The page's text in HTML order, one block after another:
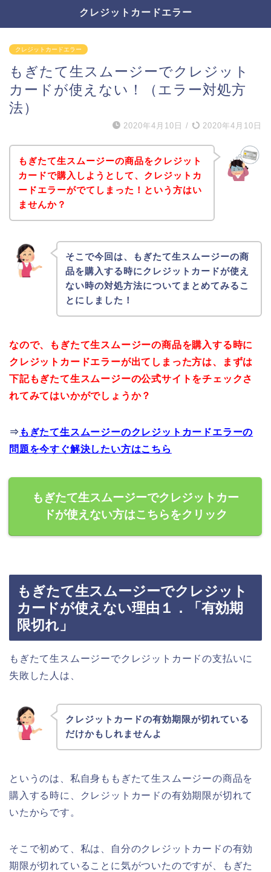
クレジットカードエラー
クレジットカードエラー
もぎたて生スムージーでクレジット
カードが使えない！（エラー対処方
法）
2020年4月10日 / 2020年4月10日
もぎたて生スムージーの商品をクレジット
カードで購入しようとして、クレジットカ
ードエラーがでてしまった！という方はい
ませんか？
そこで今回は、もぎたて生スムージーの商
品を購入する時にクレジットカードが使え
ない時の対処方法についてまとめてみるこ
とにしました！
なので、もぎたて生スムージーの商品を購入する時に
クレジットカードエラーが出てしまった方は、まずは
下記もぎたて生スムージーの公式サイトをチェックさ
れてみてはいかがでしょうか？
⇒ もぎたて生スムージーのクレジットカードエラーの
問題を今すぐ解決したい方はこちら
もぎたて生スムージーでクレジットカー
ドが使えない方はこちらをクリック
もぎたて生スムージーでクレジット
カードが使えない理由１．「有効期
限切れ」
もぎたて生スムージーでクレジットカードの支払いに
失敗した人は、
クレジットカードの有効期限が切れている
だけかもしれませんよ
というのは、私自身ももぎたて生スムージーの商品を
購入する時に、クレジットカードの有効期限が切れて
いたからです。
そこで初めて、私は、自分のクレジットカードの有効
期限が切れていることに気がついたのですが、もぎた